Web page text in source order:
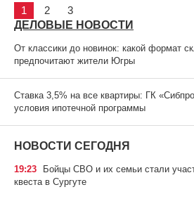
1 2 3
ДЕЛОВЫЕ НОВОСТИ
От классики до новинок: какой формат
предпочитают жители Югры
Ставка 3,5% на все квартиры: ГК
условия ипотечной программы
НОВОСТИ СЕГОДНЯ
19:23
Бойцы СВО и их семьи стали
квеста в Сургуте